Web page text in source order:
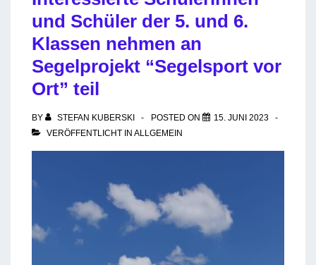
und Schüler der 5. und 6.
Klassen nehmen an
Segelprojekt “Segelsport vor
Ort” teil
BY STEFAN KUBERSKI POSTED ON
15. JUNI 2023
VERÖFFENTLICHT IN ALLGEMEIN